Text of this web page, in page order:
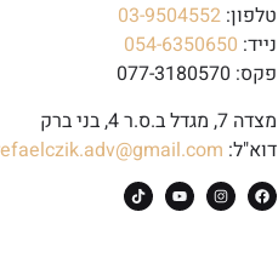
טלפון: 03-9504552
נייד: 054-6350650
פקס: 077-3180570
מצדה 7, מגדל ב.ס.ר 4, בני ברק
דוא"ל: